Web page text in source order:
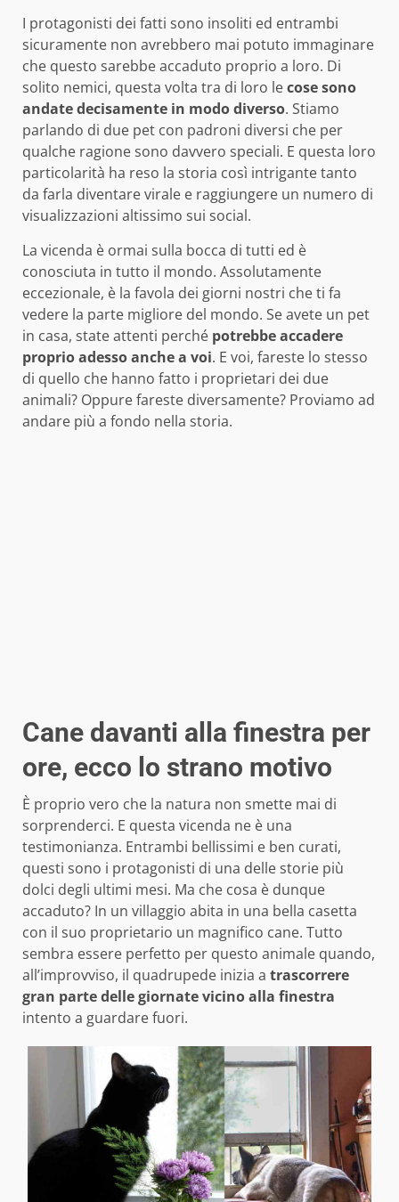
I protagonisti dei fatti sono insoliti ed entrambi
sicuramente non avrebbero mai potuto immaginare
che questo sarebbe accaduto proprio a loro. Di
solito nemici, questa volta tra di loro lecose sono
andate decisamente in modo diverso. Stiamo
parlando di due pet con padroni diversi che per
qualche ragione sono davvero speciali. E questa loro
particolarità ha reso la storia così intrigante tanto
da farla diventare virale e raggiungere un numero di
visualizzazioni altissimo sui social.
La vicenda è ormai sulla bocca di tutti ed è
conosciuta in tutto il mondo. Assolutamente
eccezionale, è la favola dei giorni nostri che ti fa
vedere la parte migliore del mondo. Se avete un pet
in casa, state attenti perché potrebbe accadere
proprio adesso anche a voi. E voi, fareste lo stesso
di quello che hanno fatto i proprietari dei due
animali? Oppure fareste diversamente? Proviamo ad
andare più a fondo nella storia.
Cane davanti alla finestra per
ore, ecco lo strano motivo
È proprio vero che la natura non smette mai di
sorprenderci. E questa vicenda ne è una
testimonianza. Entrambi bellissimi e ben curati,
questi sono i protagonisti di una delle storie più
dolci degli ultimi mesi. Ma che cosa è dunque
accaduto? In un villaggio abita in una bella casetta
con il suo proprietario un magnifico cane. Tutto
sembra essere perfetto per questo animale quando,
all’improvviso, il quadrupede inizia a trascorrere
gran parte delle giornate vicino alla finestra
intento a guardare fuori.